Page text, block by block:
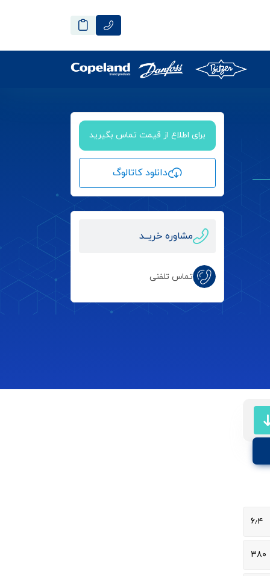
۶٫۴
۳۸۰
برای اطلاع از قیمت تماس بگیرید
دانلود کاتالوگ
مشاوره خریــد
تماس تلفنی